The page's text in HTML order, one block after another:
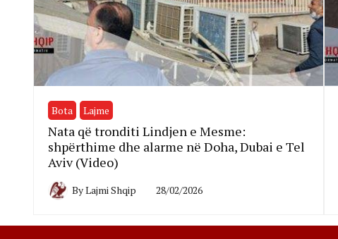
Bota Lajme
Nata që tronditi Lindjen e Mesme:
shpërthime dhe alarme në Doha, Dubai e Tel
Aviv (Video)
ByLajmi Shqip 28/02/2026